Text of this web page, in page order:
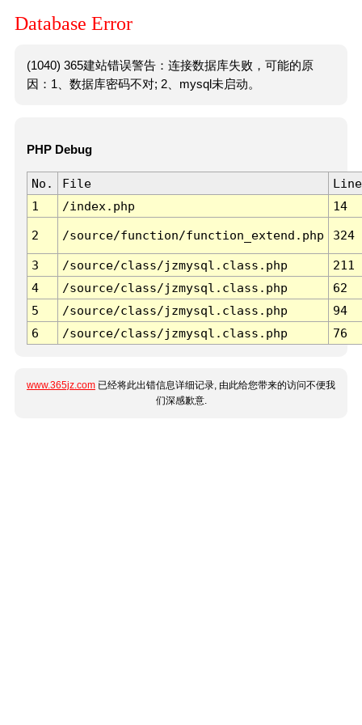
Database Error
(1040) 365建站错误警告：连接数据库失败，可能的原
因：1、数据库密码不对; 2、mysql未启动。
PHP Debug
No. File
Line
1
/index.php 14
2 /source/function/function_extend.php 324
3 /source/class/jzmysql.class.php
211
4
/source/class/jzmysql.class.php
62
5
/source/class/jzmysql.class.php
94
6
/source/class/jzmysql.class.php 76
www.365jz.com 已经将此出错信息详细记录, 由此给您带来的访问不便我
们深感歉意.